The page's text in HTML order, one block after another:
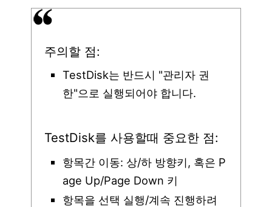
주의할 점:
TestDisk는 반드시 "관리자 권
한"으로 실행되어야 합니다.
TestDisk를 사용할때 중요한 점:
항목간 이동: 상/하 방향키, 혹은 P
age Up/Page Down 키
항목을 선택 실행/계속 진행하려